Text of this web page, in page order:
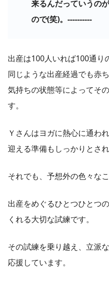
来るんだっていうの
ので(笑)。----------
出産は100人いれば100通り
同じような出産経過でも赤
気持ちの状態等によってそ
す。
Ｙさんはヨガに熱心に通わ
迎える準備もしっかりとされ
それでも、予想外の色々な
出産をめぐるひとつひとつ
くれる大切な試練です。
その試練を乗り越え、立派
応援しています。